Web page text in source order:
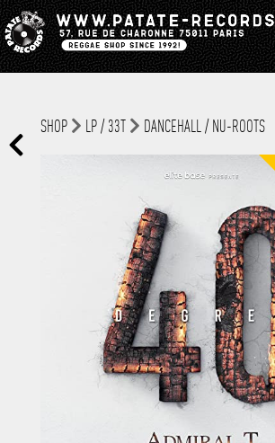
SHOP LP / 33T DANCEHALL / NU-ROOTS